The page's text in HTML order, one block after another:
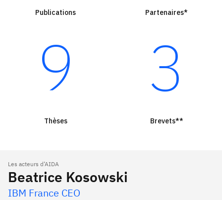
Publications Partenaires*
9
Thèses
3
Brevets**
Les acteurs d’AIDA
Beatrice Kosowski
IBM France CEO